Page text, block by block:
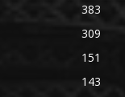
383
309
151
143